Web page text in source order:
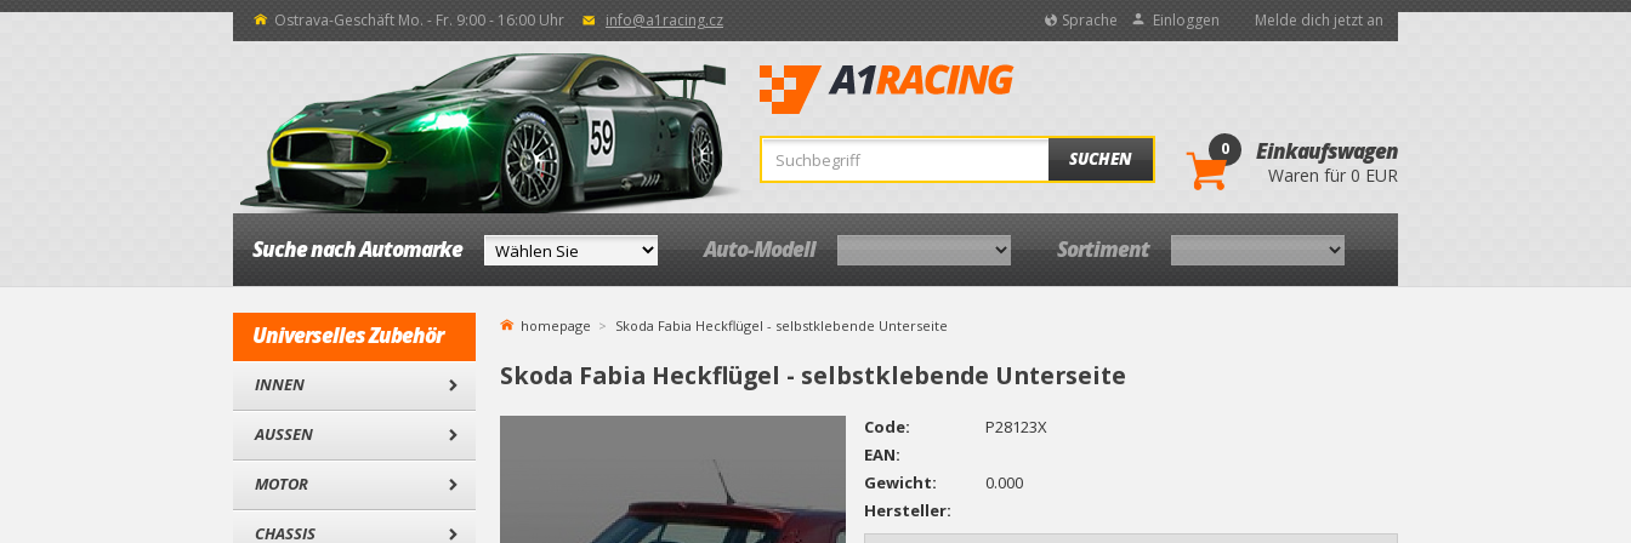
Ostrava-Geschäft Mo. - Fr. 9:00 - 16:00 Uhr info@a1racing.cz Sprache Einloggen Melde dich jetzt an
SUCHEN 0 Einkaufswagen
Waren für 0 EUR
Suche nach Automarke Auto-Modell Sortiment
Universelles Zubehör
INNEN
AUSSEN
MOTOR
CHASSIS
homepage Skoda Fabia Heckflügel - selbstklebende Unterseite
Skoda Fabia Heckflügel - selbstklebende Unterseite
Code:
P28123X
EAN:
Gewicht:
0.000
Hersteller: